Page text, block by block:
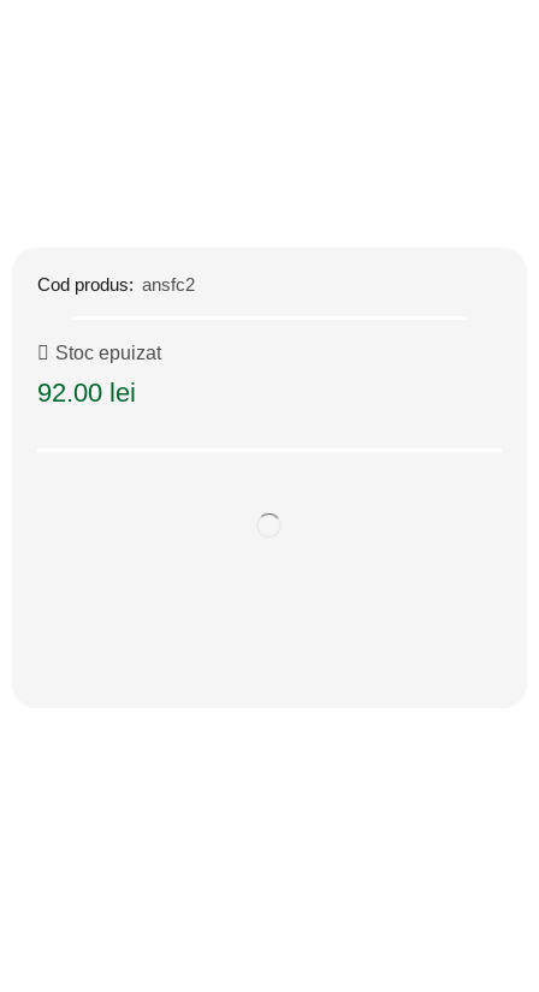
Cod produs: ansfc2
Stoc epuizat
92.00 lei